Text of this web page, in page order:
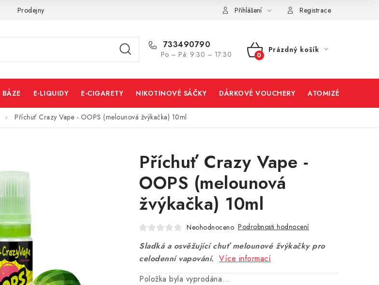
Prodejny Přihlášení Registrace
733490790
Po – Pá: 9:30 – 17:30
NÁKUPNÍ
Prázdný košík
BÁZE E-LIQUIDY E-CIGARETY NIKOTINOVÉ SÁČKY DÁRKOVÉ VOUCHERY ATOMIZÉRY A
Příchuť Crazy Vape - OOPS (melounová žvýkačka) 10ml
Příchuť Crazy Vape -
OOPS (melounová
žvýkačka) 10ml
Neohodnoceno Podrobnosti hodnocení
Sladká a osvěžující chuť melounové žvýkačky pro
celodenní vapování. Více informací
Položka byla vyprodána…